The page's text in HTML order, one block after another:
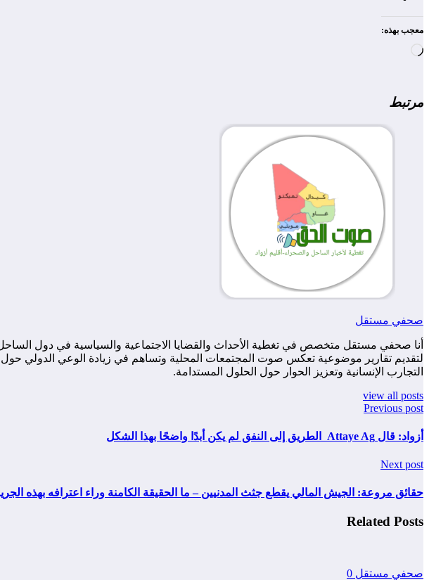
معجب بهذه:
مرتبط
صحفي مستقل
أنا صحفي مستقل متخصص في تغطية الأحداث والقضايا الاجتماعية والسياسية في دول الساحل
لتقديم تقارير موضوعية تعكس صوت المجتمعات المحلية وتساهم في زيادة الوعي الدولي حول
التجارب الإنسانية وتعزيز الحوار حول الحلول المستدامة.
view all posts
Previous post
أزواد: قال Attaye Ag الطريق إلى النفق لم يكن أبدًا واضحًا بهذا الشكل
Next post
حقائق مروعة: الجيش المالي يقطع جثث المدنيين – ما الحقيقة الكامنة وراء اعترافه بهذه
Related Posts
صحفي مستقل 0